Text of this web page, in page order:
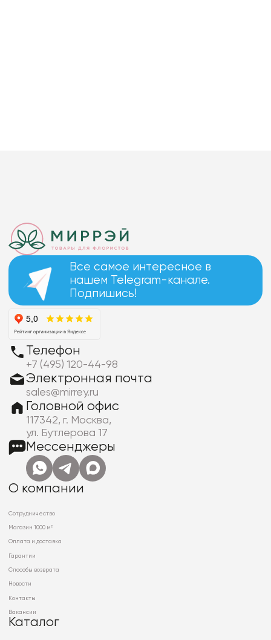
Все самое интересное в
нашем Telegram-канале.
Подпишись!
Телефон
+7 (495) 120-44-98
Электронная почта
sales@mirrey.ru
Головной офис
117342, г. Москва,
ул. Бутлерова 17
Мессенджеры
О компании
Сотрудничество
Магазин 1000 м²
Оплата и доставка
Гарантии
Способы возврата
Новости
Контакты
Вакансии
Каталог